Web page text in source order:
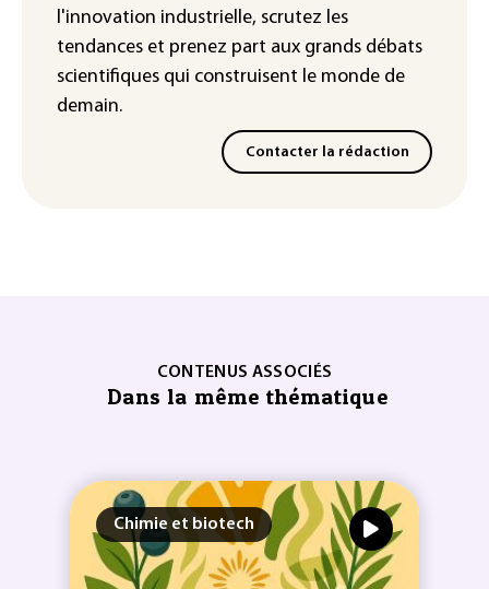
l'innovation industrielle, scrutez les
tendances et prenez part aux grands débats
scientifiques qui construisent le monde de
demain.
Contacter la rédaction
CONTENUS ASSOCIÉS
Dans la même thématique
Chimie et biotech